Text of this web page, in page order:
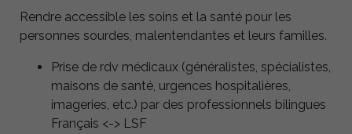
Rendre accessible les soins et la santé pour les
personnes sourdes, malentendantes et leurs familles.
Prise de rdv médicaux (généralistes, spécialistes,
maisons de santé, urgences hospitalières,
imageries, etc.) par des professionnels bilingues
Français <-> LSF